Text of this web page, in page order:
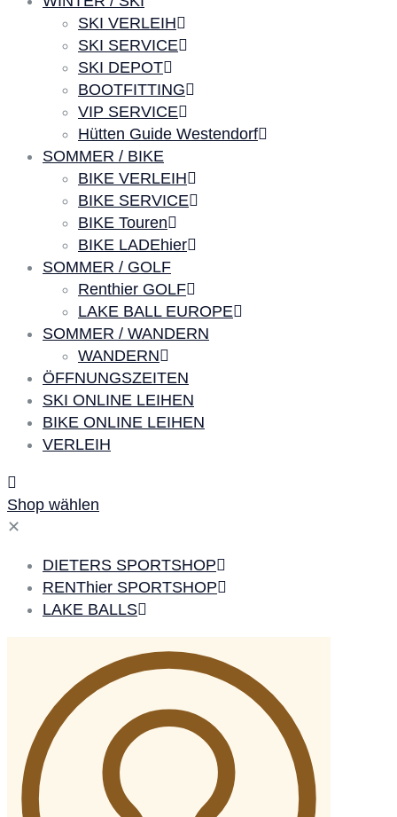
SKI VERLEIH
SKI SERVICE
SKI DEPOT
BOOTFITTING
VIP SERVICE
Hütten Guide Westendorf
SOMMER / BIKE
BIKE VERLEIH
BIKE SERVICE
BIKE Touren
BIKE LADEhier
SOMMER / GOLF
Renthier GOLF
LAKE BALL EUROPE
SOMMER / WANDERN
WANDERN
ÖFFNUNGSZEITEN
SKI ONLINE LEIHEN
BIKE ONLINE LEIHEN
VERLEIH
Shop wählen
✕
DIETERS SPORTSHOP
RENThier SPORTSHOP
LAKE BALLS